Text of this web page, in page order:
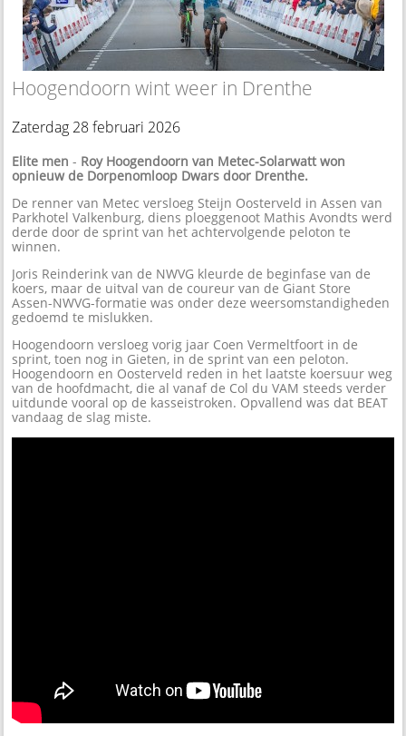
Hoogendoorn wint weer in Drenthe
Zaterdag 28 februari 2026
Elite men - Roy Hoogendoorn van Metec-Solarwatt won
opnieuw de Dorpenomloop Dwars door Drenthe.
De renner van Metec versloeg Steijn Oosterveld in Assen van
Parkhotel Valkenburg, diens ploeggenoot Mathis Avondts werd
derde door de sprint van het achtervolgende peloton te
winnen.
Joris Reinderink van de NWVG kleurde de beginfase van de
koers, maar de uitval van de coureur van de Giant Store
Assen-NWVG-formatie was onder deze weersomstandigheden
gedoemd te mislukken.
Hoogendoorn versloeg vorig jaar Coen Vermeltfoort in de
sprint, toen nog in Gieten, in de sprint van een peloton.
Hoogendoorn en Oosterveld reden in het laatste koersuur weg
van de hoofdmacht, die al vanaf de Col du VAM steeds verder
uitdunde vooral op de kasseistroken. Opvallend was dat BEAT
vandaag de slag miste.